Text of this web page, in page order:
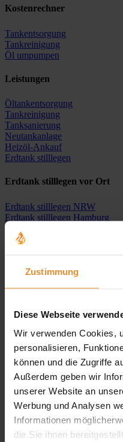
Zustimmung
Diese Webseite
Wir verwenden Cookies,
personalisieren,
können und die Zugriffe
Außerdem geben wir
unserer Website an
Werbung und Analysen
Informationen
die Sie ihnen
Kostenrechner
Tankentsorgung
Tankreinigung
Öl umpumpen
Leistungen
Öltankentsorgung
Tankreinigung
Tanksanierung
Neutankanlage
Heizöl-Ankauf
Erdtank stilllegen
Erdtank stilllegen vor Ort
Erdtank stilllegen NRW
Erdtank stilllegen Hamburg
Erdtank stilllegen Berlin
Erdtank stilllegen Bremen
Erdtank stilllegen Rheinland-
Tankreinigung Deutschland
Tankreinigung in der
Tankreinigung in Berlin
Tankreinigung in
Tankreinigung in Bremen
Tankreinigung in